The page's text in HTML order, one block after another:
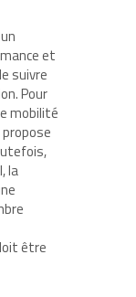
et
suivre
Pour
mobilité
propose
la
être